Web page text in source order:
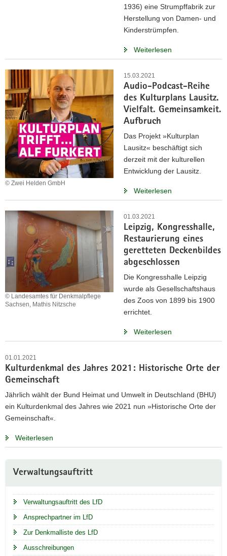
1936) eine Strumpffabrik zur
Herstellung von Damen- und
Kinderstrümpfen.
Weiterlesen
15.03.2021
Audio-Podcast-Reihe
des Kulturplans Lausitz.
Vielfalt. Gemeinsamkeit.
Aufbruch
© Zwei Helden GmbH
Das Projekt »Kulturplan
Lausitz« beschäftigt sich
derzeit mit der kulturellen
Entwicklung der Lausitz.
Weiterlesen
01.03.2021
Leipzig, Kongresshalle,
Restaurierung eines
geretteten Deckenbildes
abgeschlossen
© Landesamtes für Denkmalpflege
Sachsen, Mathis Nitzsche
Die Kongresshalle Leipzig
wurde als Gesellschaftshaus
des Zoos von 1899 bis 1900
errichtet.
Weiterlesen
01.01.2021
Kulturdenkmal des Jahres 2021: Historische Orte der
Gemeinschaft
Jährlich wählt der Bund Heimat und Umwelt in Deutschland (BHU)
ein Kulturdenkmal des Jahres wie 2021 nun »Historische Orte der
Gemeinschaft«.
Weiterlesen
Information
Verwaltungsauftritt
Verwaltungsauftritt des LfD
Ansprechpartner im LfD
Zur Denkmalliste des LfD
Ausschreibungen